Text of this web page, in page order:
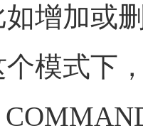
增加或
模式下